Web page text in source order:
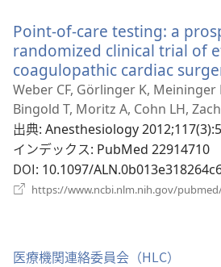
Point-of-care testing: a
randomized clinical trial of
coagulopathic cardiac
Weber CF, Görlinger K, Meininger
Bingold T, Moritz A, Cohn LH,
出典‎: Anesthesiology
インデックス‎: PubMed 22914710
DOI‎: 10.1097/
https://www.ncbi.nlm.nih.gov/
医療機関連絡委員会（HLC）